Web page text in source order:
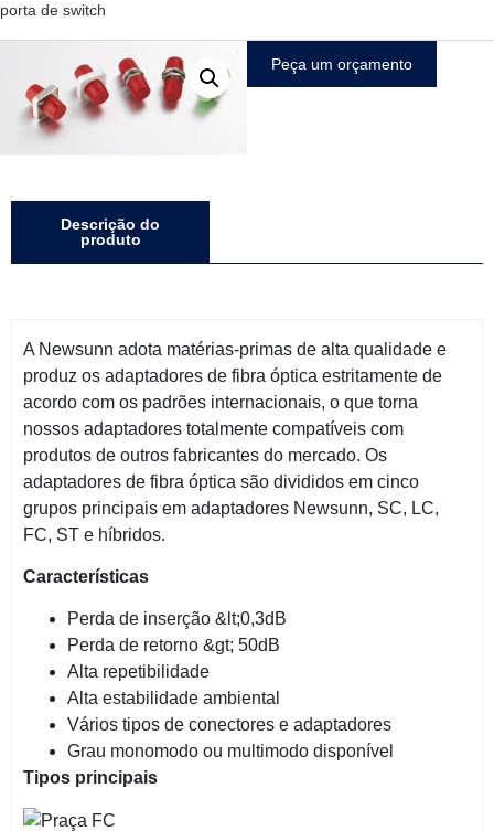
porta de switch
Peça um orçamento
Descrição do
produto
A Newsunn adota matérias-primas de alta qualidade e
produz os adaptadores de fibra óptica estritamente de
acordo com os padrões internacionais, o que torna
nossos adaptadores totalmente compatíveis com
produtos de outros fabricantes do mercado. Os
adaptadores de fibra óptica são divididos em cinco
grupos principais em adaptadores Newsunn, SC, LC,
FC, ST e híbridos.
Características
Perda de inserção &lt;0,3dB
Perda de retorno &gt; 50dB
Alta repetibilidade
Alta estabilidade ambiental
Vários tipos de conectores e adaptadores
Grau monomodo ou multimodo disponível
Tipos principais